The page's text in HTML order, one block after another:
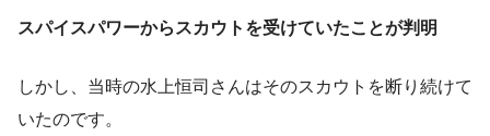
スパイスパワーからスカウトを受けていたことが判明
しかし、当時の水上恒司さんはそのスカウトを断り続けて
いたのです。